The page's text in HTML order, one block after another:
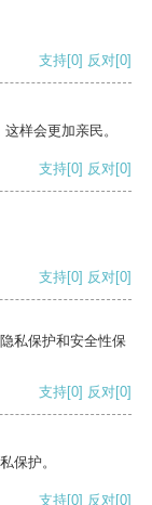
支持[0] 反对[0]
样会更加亲民。
支持[0] 反对[0]
支持[0] 反对[0]
私保护和安全性保
支持[0] 反对[0]
保护。
支持[0] 反对[0]